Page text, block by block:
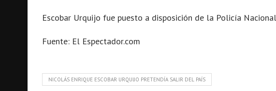
Escobar Urquijo fue puesto a disposición de la Policía
Fuente: El Espectador.com
NICOLÁS ENRIQUE ESCOBAR URQUIJO PRETENDÍA SALIR DEL PAÍS